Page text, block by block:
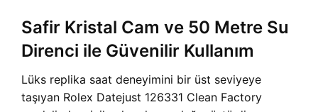
Safir Kristal Cam ve 50 Metre Su
Direnci ile Güvenilir Kullanım
Lüks replika saat deneyimini bir üst seviyeye
taşıyan Rolex Datejust 126331 Clean Factory